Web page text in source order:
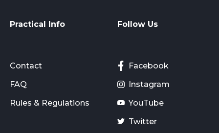
Practical Info
Contact
FAQ
Rules & Regulations
Follow Us
Facebook
Instagram
YouTube
Twitter